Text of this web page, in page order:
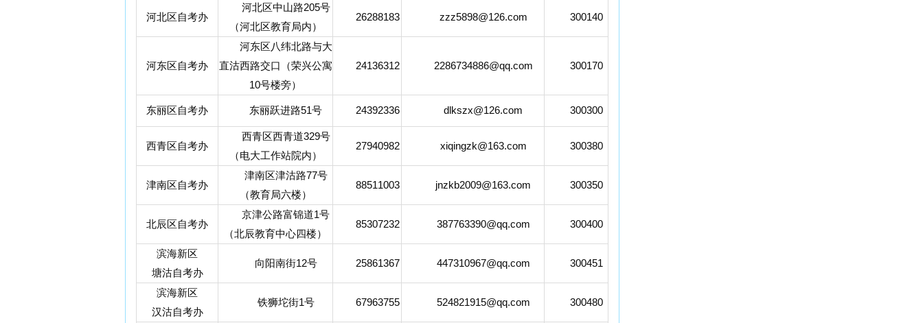
河北区自考办
河北区中山路205号
（河北区教育局内）
26288183 zzz5898@126.com 300140
河东区自考办
河东区八纬北路与大
直沽西路交口（荣兴公寓
10号楼旁）
24136312 2286734886@qq.com 300170
东丽区自考办 东丽跃进路51号 24392336 dlkszx@126.com 300300
西青区自考办
西青区西青道329号
（电大工作站院内）
27940982 xiqingzk@163.com 300380
津南区自考办
津南区津沽路77号
（教育局六楼）
88511003 jnzkb2009@163.com 300350
北辰区自考办
京津公路富锦道1号
（北辰教育中心四楼）
85307232 387763390@qq.com 300400
滨海新区
塘沽自考办
向阳南街12号 25861367 447310967@qq.com 300451
滨海新区
汉沽自考办
铁狮坨街1号 67963755 524821915@qq.com 300480